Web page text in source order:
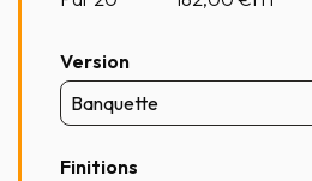
Version
Finitions